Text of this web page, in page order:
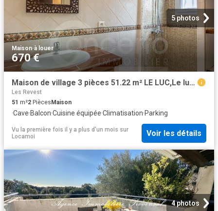
5 photos
Maison·à louer
670 €
Maison de village 3 pièces 51.22 m² LE LUC,Le luc 83340
Les Revest
51 m²2 Pièces Maison
·Cave·Balcon·Cuisine équipée·Climatisation·Parking
Vu la première fois il y a plus d'un mois sur
Locamoi
Voir les détails
4 photos